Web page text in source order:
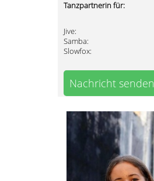
Tanzpartnerin für:
Jive:
Samba:
Slowfox:
Nachricht senden